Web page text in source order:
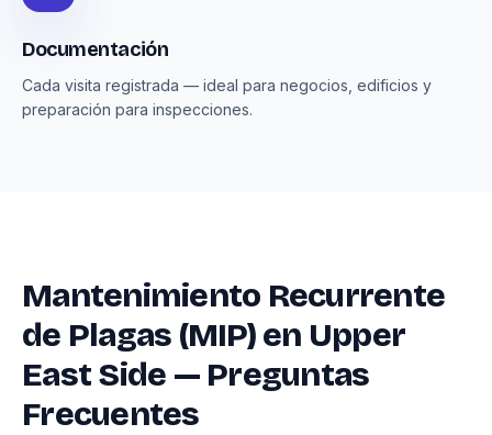
Documentación
Cada visita registrada — ideal para negocios, edificios y
preparación para inspecciones.
Mantenimiento Recurrente
de Plagas (MIP) en Upper
East Side — Preguntas
Frecuentes